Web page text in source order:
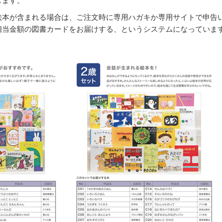
が含まれる場合は、ご注文時に専用ハガキか専用サイトで申告
金額の図書カードをお届けする、というシステムになっていま